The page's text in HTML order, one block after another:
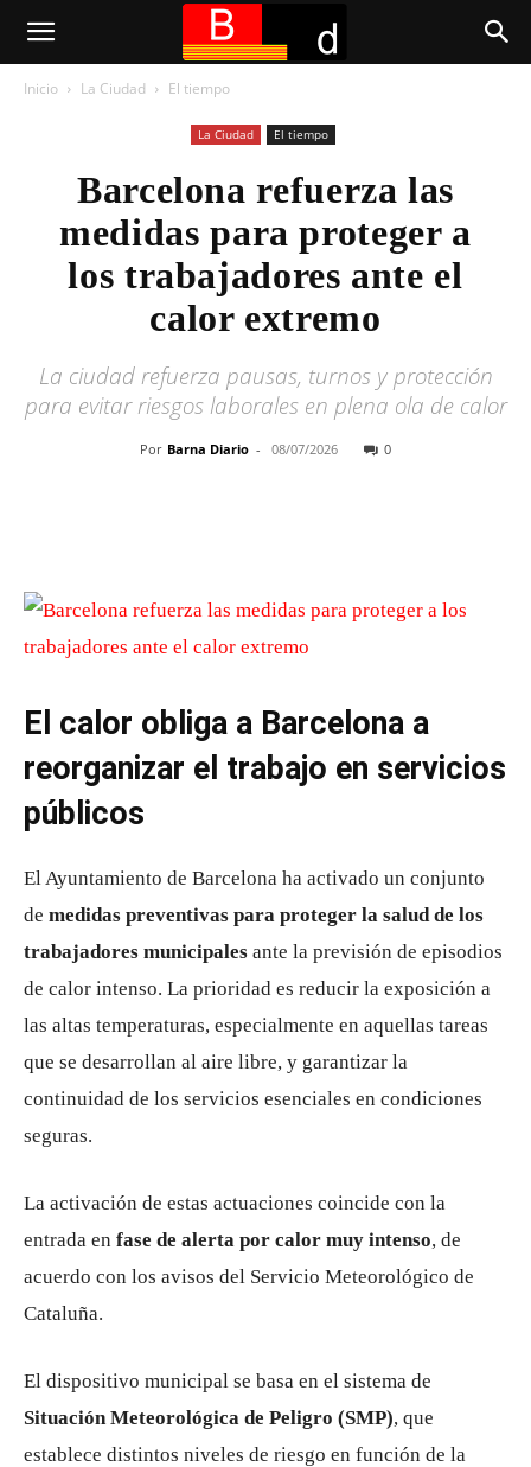
Inicio La Ciudad El tiempo
La Ciudad El tiempo
Barcelona refuerza las
medidas para proteger a
los trabajadores ante el
calor extremo
La ciudad refuerza pausas, turnos y protección
para evitar riesgos laborales en plena ola de calor
Por Barna Diario - 08/07/2026 0
El calor obliga a Barcelona a
reorganizar el trabajo en servicios
públicos
El Ayuntamiento de Barcelona ha activado un conjunto
de medidas preventivas para proteger la salud de los
trabajadores municipales ante la previsión de episodios
de calor intenso. La prioridad es reducir la exposición a
las altas temperaturas, especialmente en aquellas tareas
que se desarrollan al aire libre, y garantizar la
continuidad de los servicios esenciales en condiciones
seguras.
La activación de estas actuaciones coincide con la
entrada en fase de alerta por calor muy intenso, de
acuerdo con los avisos del Servicio Meteorológico de
Cataluña.
El dispositivo municipal se basa en el sistema de
Situación Meteorológica de Peligro (SMP), que
establece distintos niveles de riesgo en función de la